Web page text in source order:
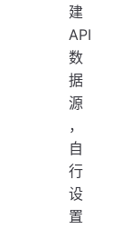
建
API
数
据
源
，
自
行
设
置